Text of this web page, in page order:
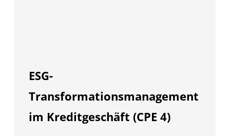
ESG-
Transformationsmanagement
im Kreditgeschäft (CPE 4)